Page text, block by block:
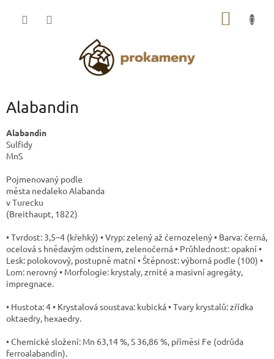
Alabandin
Alabandin
Sulfidy
MnS
Pojmenovaný podle
města nedaleko Alabanda
v Turecku
(Breithaupt, 1822)
• Tvrdost: 3,5–4 (křehký) • Vryp: zelený až černozelený • Barva: černá,
ocelová s hnědavým odstínem, zelenočerná • Průhlednost: opakní •
Lesk: polokovový, postupně matní • Štěpnost: výborná podle (100) •
Lom: nerovný • Morfologie: krystaly, zrnité a masivní agregáty,
impregnace.
• Hustota: 4 • Krystalová soustava: kubická • Tvary krystalů: zřídka
oktaedry, hexaedry.
• Chemické složení: Mn 63,14 %, S 36,86 %, příměsi Fe (odrůda
ferroalabandin).